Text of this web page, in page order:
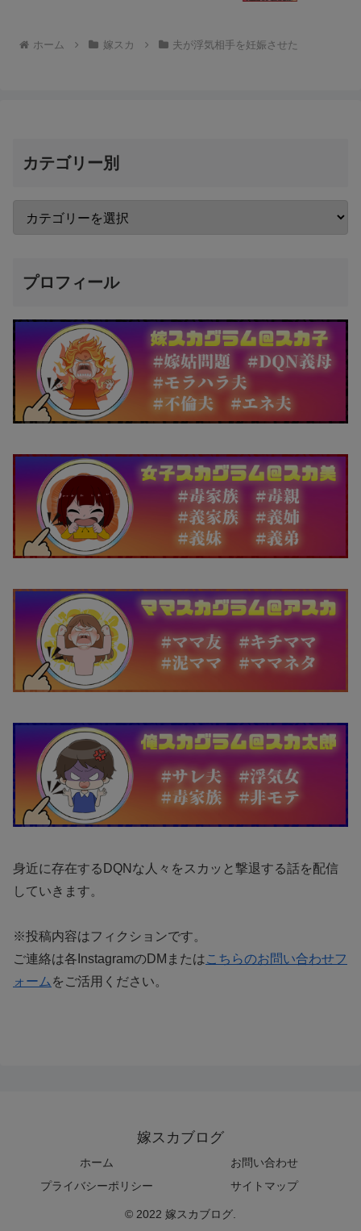
ホーム 嫁スカ 夫が浮気相手を妊娠させた
カテゴリー別
プロフィール
身近に存在するDQNな人々をスカッと撃退する話を配信
していきます。
※投稿内容はフィクションです。
ご連絡は各InstagramのDMまたはこちらのお問い合わせフ
ォーム をご活用ください。
嫁スカブログ
ホーム
お問い合わせ
プライバシーポリシー
サイトマップ
© 2022 嫁スカブログ.